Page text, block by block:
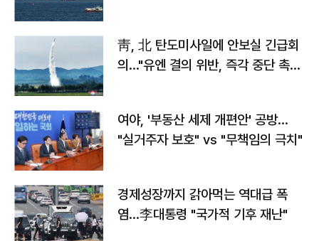
靑, 北 탄도미사일에 안보실 긴급회
의…"유엔 결의 위반, 즉각 중단 촉
여야, '부동산 세제 개편안' 공방…
"실거주자 보호" vs "무책임의 극치"
경제성장까지 갉아먹는 역대급 폭
염…李대통령 "국가적 기후 재난"